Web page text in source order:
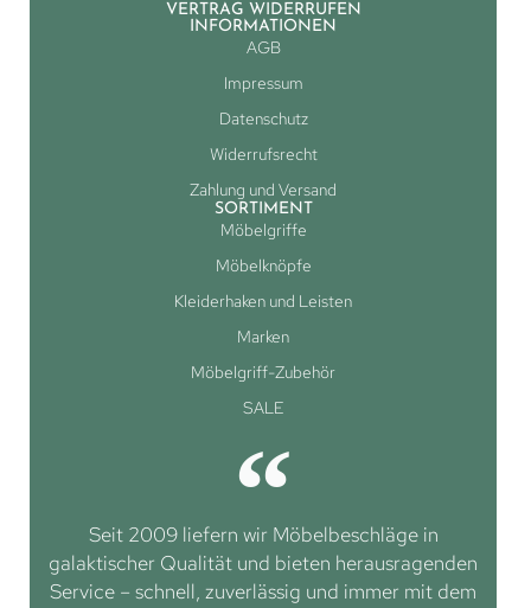
VERTRAG WIDERRUFEN
INFORMATIONEN
AGB
Impressum
Datenschutz
Widerrufsrecht
Zahlung und Versand
SORTIMENT
Möbelgriffe
Möbelknöpfe
Kleiderhaken und Leisten
Marken
Möbelgriff-Zubehör
SALE
Seit 2009 liefern wir Möbelbeschläge in
galaktischer Qualität und bieten herausragenden
Service – schnell, zuverlässig und immer mit dem